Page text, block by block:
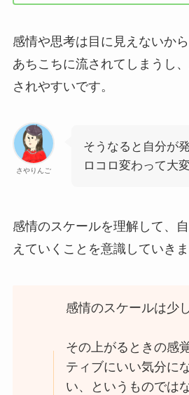
感情や思考は目に見えないか
あちこちに流されてしまうし
されやすいです。
さやりんご
そうなると自分が
ロコロ変わって大変
感情のスケールを理解して、
えていくことを意識していきま
感情のスケールは少
その上がるときの感
ティブにいい気分に
い、というものでは